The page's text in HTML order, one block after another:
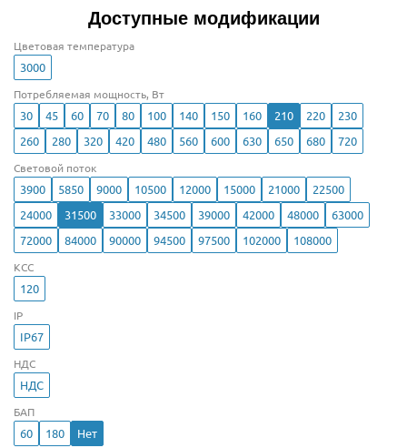
Доступные модификации
Цветовая температура
3000
Потребляемая мощность, Вт
30 45 60 70 80 100 140 150 160 210 220
230
260
280 320 420 480 560 600 630 650 680 720
Световой поток
3900 5850 9000 10500 12000 15000 21000
22500
24000
31500 33000 34500 39000 42000 48000
63000
72000
84000 90000 94500 97500 102000 108000
КСС
120
IP
IP67
НДС
НДС
БАП
60 180 Нет